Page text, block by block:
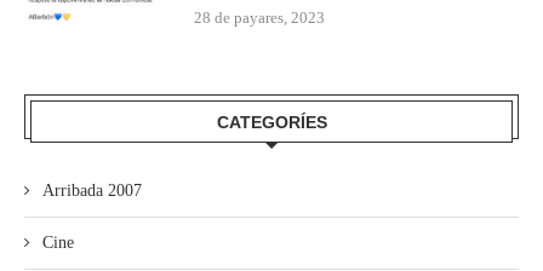
28 de payares, 2023
CATEGORÍES
Arribada 2007
Cine